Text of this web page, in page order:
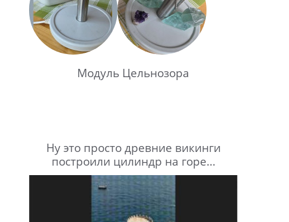
Модуль Цельнозора
Ну это просто древние викинги
построили цилиндр на горе...